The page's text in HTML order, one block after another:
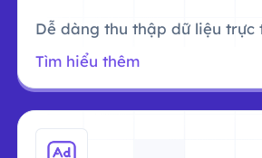
Dễ dàng thu thập dữ liệu trực
Tìm hiểu thêm